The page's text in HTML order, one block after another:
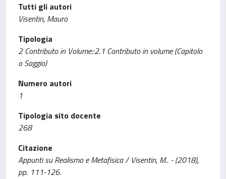
Tutti gli autori
Visentin, Mauro
Tipologia
2 Contributo in Volume::2.1 Contributo in volume (Capitolo
o Saggio)
Numero autori
1
Tipologia sito docente
268
Citazione
Appunti su Realismo e Metafisica / Visentin, M.. - (2018),
pp. 111-126.